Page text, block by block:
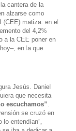
cantera de la
alzarse como
(CEE) matiza: en el
del 4,2%
a la CEE poner en
en la que
Jesús. Daniel
que necesita
escuchamos”.
se cruzó en
lo entendían”,